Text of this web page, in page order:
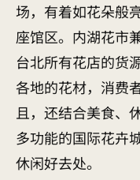
场，有着如花朵般
座馆区。内湖花市
台北所有花店的货
各地的花材，消费
且，还结合美食、
多功能的国际花卉
休闲好去处。